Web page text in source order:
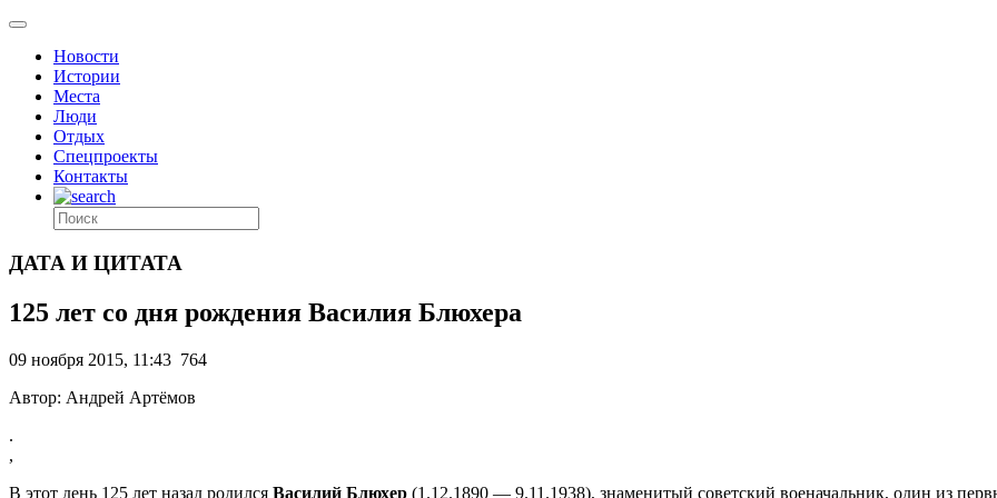
Новости
Истории
Места
Люди
Отдых
Спецпроекты
Контакты
ДАТА И ЦИТАТА
125 лет со дня рождения Василия Блюхера
09 ноября 2015, 11:43 764
Автор: Андрей Артёмов
.
,
В этот день 125 лет назад родился Василий Блюхер (1.12.1890 — 9.11.1938), знаменитый советский военачальник, один из